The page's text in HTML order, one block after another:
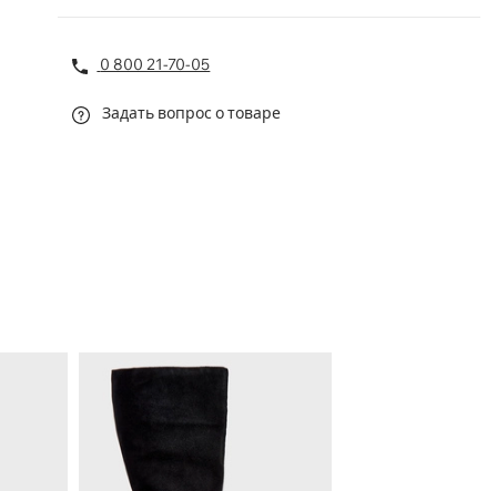
0 800 21-70-05
Задать вопрос о товаре